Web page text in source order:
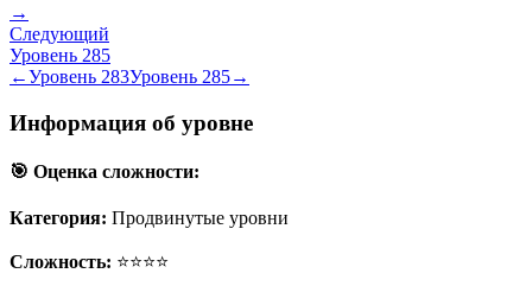
→
Следующий
Уровень 285
←Уровень 283Уровень 285→
Информация об уровне
🎯 Оценка сложности:
Категория: Продвинутые уровни
Сложность: ⭐⭐⭐⭐